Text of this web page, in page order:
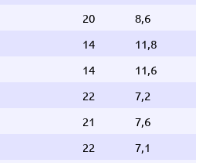
20
8,6
14
11,8
14
11,6
22
7,2
21
7,6
22
7,1